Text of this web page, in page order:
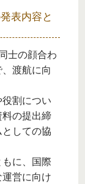
表内容と
士の顔合わ
渡航に向
割につい
の提出締
しての協
に、国際
営に向け